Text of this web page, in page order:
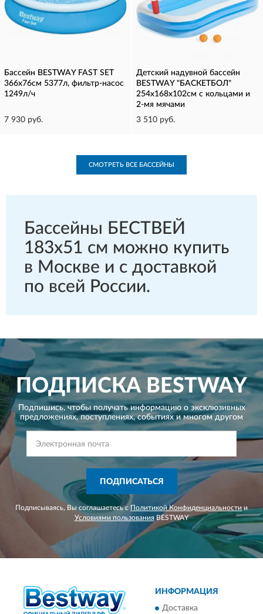
Бассейн BESTWAY FAST SET
366х76см 5377л, фильтр-насос
1249л/ч
7 930 руб.
Детский надувной бассейн
BESTWAY "БАСКЕТБОЛ"
254х168х102см с кольцами и
2-мя мячами
3 510 руб.
СМОТРЕТЬ ВСЕ БАССЕЙНЫ
Бассейны БЕСТВЕЙ
183х51 см можно купить
в Москве и с доставкой
по всей России.
ПОДПИСКАBESTWAY
Подпишись, чтобы получать информацию о эксклюзивных
предложениях,поступлениях, событиях и многом другом
ПОДПИСАТЬСЯ
Подписываясь, Вы соглашаетесь с Политикой Конфиденциальности и
Условиями пользованияBESTWAY
ИНФОРМАЦИЯ
Доставка